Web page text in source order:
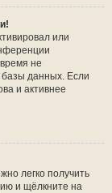
или
не
данных. Если
и активнее
легко получить
и щёлкните на